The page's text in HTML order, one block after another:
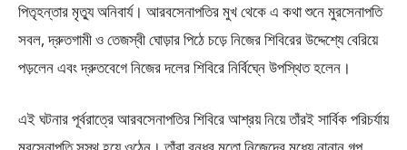
পিতৃহন্তার মৃত্যু অনিবার্য। আরবসেনাপতির মুখ থেকে এ কথা শুনে মুরসেনাপতি
সবল, দ্রুতগামী ও তেজস্বী ঘােড়ার পিঠে চড়ে নিজের শিবিরের উদ্দেশ্যে বেরিয়ে
পড়লেন এবং দ্রুতবেগে নিজের দলের শিবিরে নির্বিঘ্নে উপস্থিত হলেন।
এই ঘটনার পূর্বরাত্রে আরবসেনাপতির শিবিরে আশ্রয় নিয়ে তাঁরই সার্বিক পরিচর্যায়